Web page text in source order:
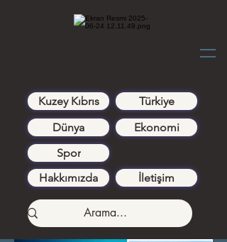
Kuzey Kıbrıs
Türkiye
Dünya
Ekonomi
Spor
Hakkımızda
İletişim